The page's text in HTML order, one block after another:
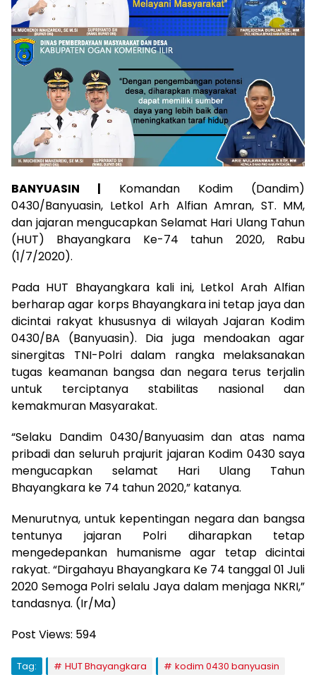
BANYUASIN | Komandan Kodim (Dandim)
0430/Banyuasin, Letkol Arh Alfian Amran, ST. MM,
dan jajaran mengucapkan Selamat Hari Ulang Tahun
(HUT) Bhayangkara Ke-74 tahun 2020, Rabu
(1/7/2020).
Pada HUT Bhayangkara kali ini, Letkol Arah Alfian
berharap agar korps Bhayangkara ini tetap jaya dan
dicintai rakyat khususnya di wilayah Jajaran Kodim
0430/BA (Banyuasin). Dia juga mendoakan agar
sinergitas TNI-Polri dalam rangka melaksanakan
tugas keamanan bangsa dan negara terus terjalin
untuk terciptanya stabilitas nasional dan
kemakmuran Masyarakat.
“Selaku Dandim 0430/Banyuasim dan atas nama
pribadi dan seluruh prajurit jajaran Kodim 0430 saya
mengucapkan selamat Hari Ulang Tahun
Bhayangkara ke 74 tahun 2020,” katanya.
Menurutnya, untuk kepentingan negara dan bangsa
tentunya jajaran Polri diharapkan tetap
mengedepankan humanisme agar tetap dicintai
rakyat. “Dirgahayu Bhayangkara Ke 74 tanggal 01 Juli
2020 Semoga Polri selalu Jaya dalam menjaga NKRI,”
tandasnya. (Ir/Ma)
Post Views: 594
Tag: HUT Bhayangkara kodim 0430 banyuasin